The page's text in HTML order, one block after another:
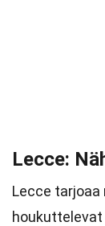
Lecce:
Lecce